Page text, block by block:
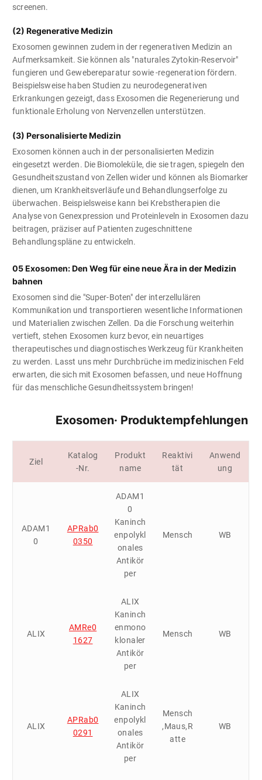
screenen.
(2) Regenerative Medizin
Exosomen gewinnen zudem in der regenerativen Medizin an
Aufmerksamkeit. Sie können als "naturales Zytokin-Reservoir"
fungieren und Gewebereparatur sowie -regeneration fördern.
Beispielsweise haben Studien zu neurodegenerativen
Erkrankungen gezeigt, dass Exosomen die Regenerierung und
funktionale Erholung von Nervenzellen unterstützen.
(3) Personalisierte Medizin
Exosomen können auch in der personalisierten Medizin
eingesetzt werden. Die Biomoleküle, die sie tragen, spiegeln den
Gesundheitszustand von Zellen wider und können als Biomarker
dienen, um Krankheitsverläufe und Behandlungserfolge zu
überwachen. Beispielsweise kann bei Krebstherapien die
Analyse von Genexpression und Proteinleveln in Exosomen dazu
beitragen, präziser auf Patienten zugeschnittene
Behandlungspläne zu entwickeln.
05 Exosomen: Den Weg für eine neue Ära in der Medizin
bahnen
Exosomen sind die "Super-Boten" der interzellulären
Kommunikation und transportieren wesentliche Informationen
und Materialien zwischen Zellen. Da die Forschung weiterhin
vertieft, stehen Exosomen kurz bevor, ein neuartiges
therapeutisches und diagnostisches Werkzeug für Krankheiten
zu werden. Lasst uns mehr Durchbrüche im medizinischen Feld
erwarten, die sich mit Exosomen befassen, und neue Hoffnung
für das menschliche Gesundheitssystem bringen!
Exosomen· Produktempfehlungen
Ziel
Katalog
-Nr.
Produkt
name
Reaktivi
tät
Anwend
ung
ADAM1
0
APRab0
0350
ADAM1
0
Kaninch
enpolykl
onales
Antikör
per
Mensch WB
ALIX
AMRe0
1627
ALIX
Kaninch
enmono
klonaler
Antikör
per
Mensch WB
ALIX
APRab0
0291
ALIX
Kaninch
enpolykl
onales
Antikör
per
Mensch
,Maus,R
atte
WB